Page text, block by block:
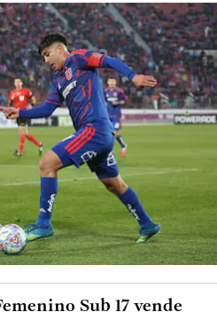
Sub 17 vende